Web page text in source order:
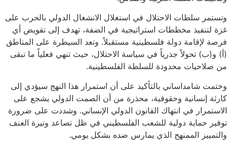
وتستمر سلطات الاحتلال في استغلال الانشغال الدولي بالحرب على
غزة لتنفيذ مخططات استراتيجية في الضفة، تهدف إلى تقويض أي
فرصة لإقامة دولة فلسطينية مستقبلاً. وتعد السيطرة على المناطق
(أ) و(ب) تحولاً جذرياً في سياسة الاحتلال، حيث تنهي فعلياً ما تبقى
من صلاحيات محدودة للسلطة الفلسطينية.
وختمت شامداساني بالتأكيد على أن استمرار هذا النهج سيؤدي إلى
كارثة إنسانية وحقوقية، محذرة من أن الصمت الدولي يشجع على
الاستمرار في انتهاك القانون الدولي الإنساني. وشددت على ضرورة
توفير حماية دولية للشعب الفلسطيني في ظل تصاعد وتيرة العنف
والتمييز الممنهج الذي يمارس ضده بشكل يومي.